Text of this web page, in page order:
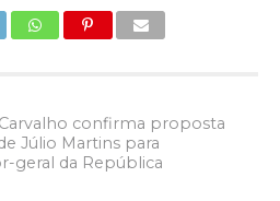
confirma proposta
Júlio Martins para
geral da República